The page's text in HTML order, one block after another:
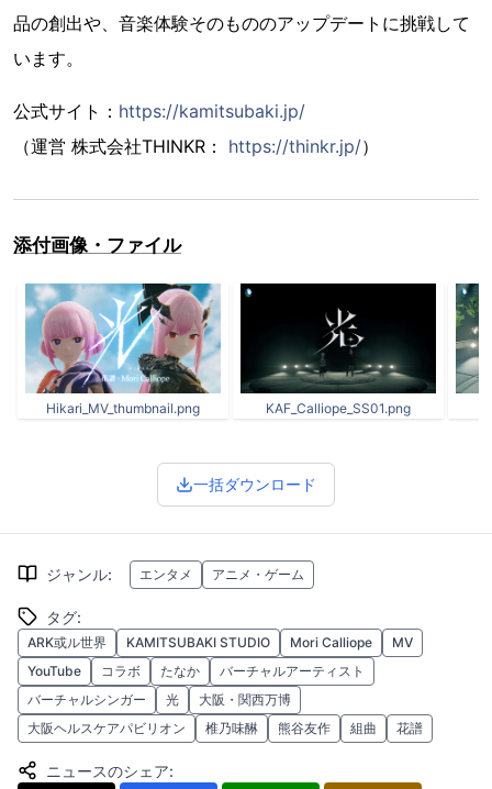
品の創出や、音楽体験そのもののアップデートに挑戦して
います。
公式サイト： https://kamitsubaki.jp/
（運営 株式会社THINKR： https://thinkr.jp/）
添付画像・ファイル
Hikari_MV_thumbnail.png KAF_Calliope_SS01.png
一括ダウンロード
ジャンル: エンタメ アニメ・ゲーム
タグ:
ARK或ル世界 KAMITSUBAKI STUDIO Mori Calliope
MV
YouTube
コラボ たなか
バーチャルアーティスト
バーチャルシンガー
光
大阪・関西万博
大阪ヘルスケアパビリオン
椎乃味醂 熊谷友作 組曲 花譜
ニュースのシェア: